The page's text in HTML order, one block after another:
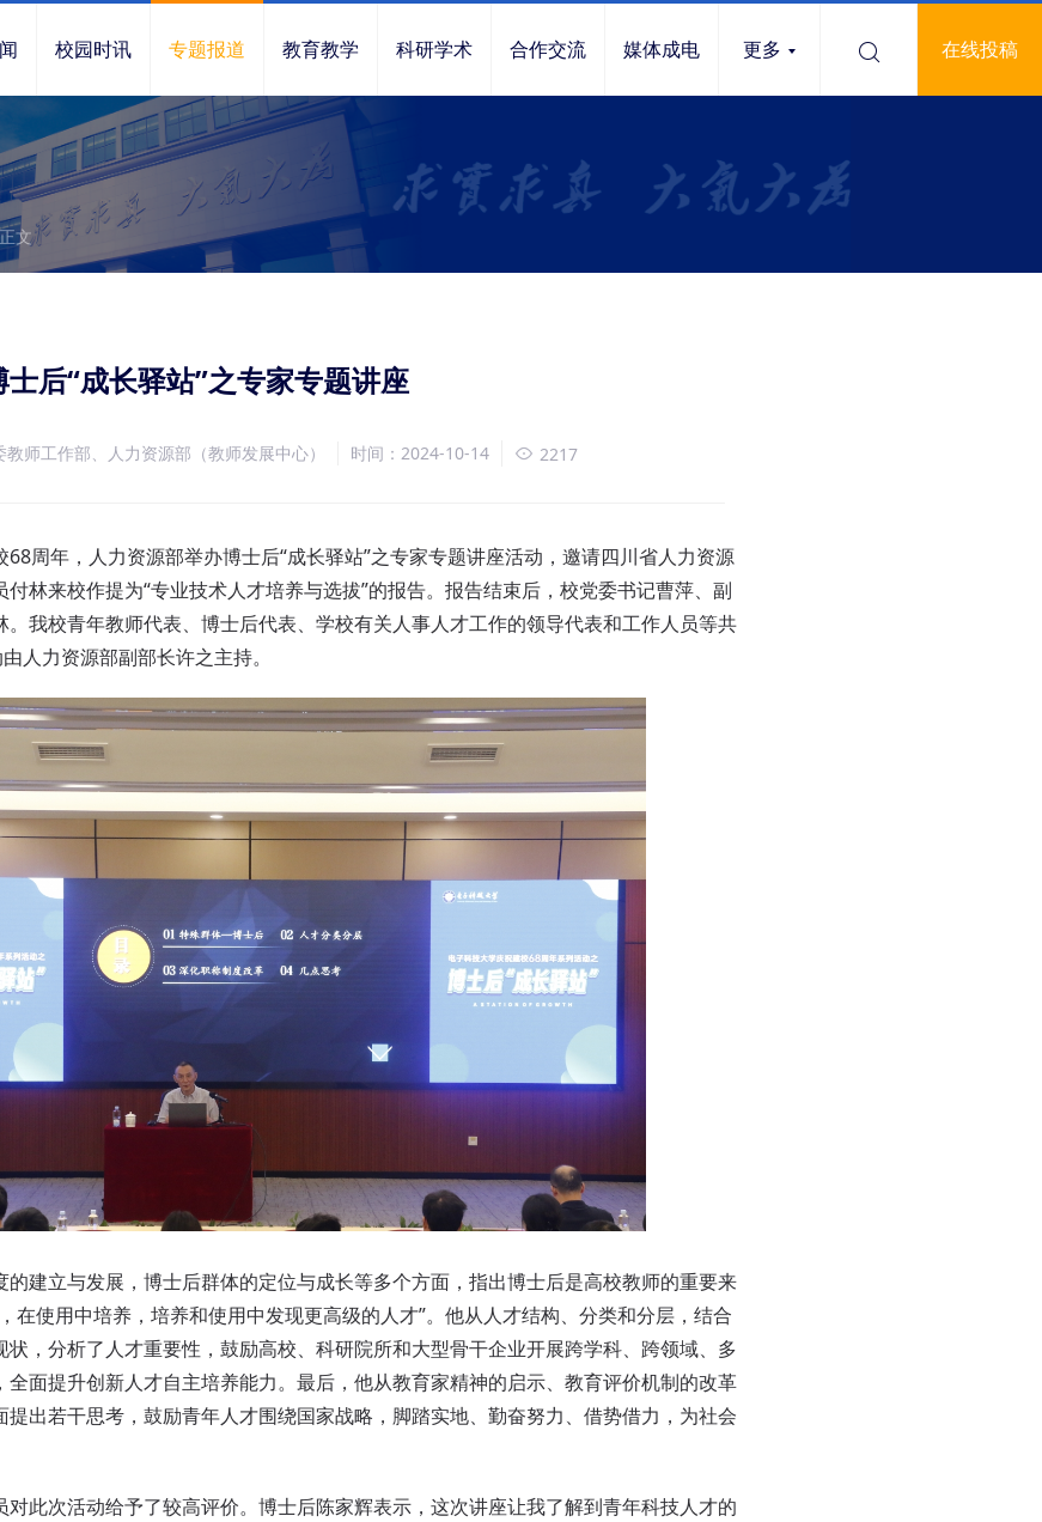
校园时讯 专题报道 教育教学 科研学术 合作交流 媒体成电 更多 在线投稿
正文
后“成长驿站”之专家专题讲座
教师工作部、人力资源部（教师发展中心） 时间：2024-10-14 2217
周年，人力资源部举办博士后“成长驿站”之专家专题讲座活动，邀请四川省人力资源
林来校作提为“专业技术人才培养与选拔”的报告。报告结束后，校党委书记曹萍、副
我校青年教师代表、博士后代表、学校有关人事人才工作的领导代表和工作人员等共
人力资源部副部长许之主持。
立与发展，博士后群体的定位与成长等多个方面，指出博士后是高校教师的重要来
在使用中培养，培养和使用中发现更高级的人才”。他从人才结构、分类和分层，结合
状，分析了人才重要性，鼓励高校、科研院所和大型骨干企业开展跨学科、跨领域、多
全面提升创新人才自主培养能力。最后，他从教育家精神的启示、教育评价机制的改革
出若干思考，鼓励青年人才围绕国家战略，脚踏实地、勤奋努力、借势借力，为社会
次活动给予了较高评价。博士后陈家辉表示，这次讲座让我了解到青年科技人才的